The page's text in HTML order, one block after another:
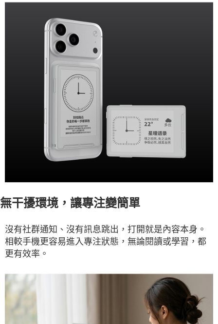
無干擾環境，讓專注變簡單
沒有社群通知、沒有訊息跳出，打開就是內容本身。
相較手機更容易進入專注狀態，無論閱讀或學習，都
更有效率。